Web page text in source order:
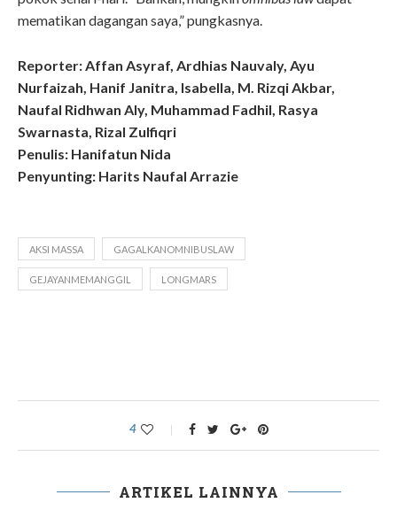
mematikan dagangan saya,” pungkasnya.
Reporter: Affan Asyraf, Ardhias Nauvaly, Ayu
Nurfaizah, Hanif Janitra, Isabella, M. Rizqi Akbar,
Naufal Ridhwan Aly, Muhammad Fadhil, Rasya
Swarnasta, Rizal Zulfiqri
Penulis: Hanifatun Nida
Penyunting: Harits Naufal Arrazie
AKSI MASSA GAGALKANOMNIBUSLAW
GEJAYANMEMANGGIL LONGMARS
4
ARTIKEL LAINNYA